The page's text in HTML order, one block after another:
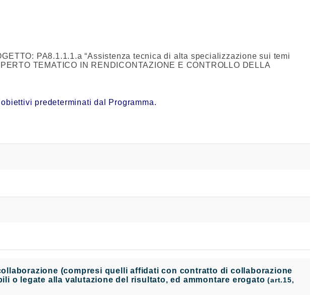
PA8.1.1.1.a “Assistenza tecnica di alta specializzazione sui temi
TEMATICO IN RENDICONTAZIONE E CONTROLLO DELLA
predeterminati dal Programma.
(compresi quelli affidati con contratto di collaborazione
o legate alla valutazione del risultato, ed ammontare erogato(art.15,